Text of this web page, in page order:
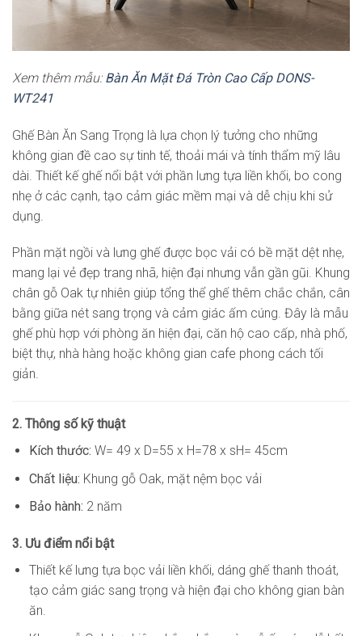
Xem thêm mẫu: Bàn Ăn Mặt Đá Tròn Cao Cấp DONS-
WT241
Ghế Bàn Ăn Sang Trọng là lựa chọn lý tưởng cho những
không gian đề cao sự tinh tế, thoải mái và tính thẩm mỹ lâu
dài. Thiết kế ghế nổi bật với phần lưng tựa liền khối, bo cong
nhẹ ở các cạnh, tạo cảm giác mềm mại và dễ chịu khi sử
dụng.
Phần mặt ngồi và lưng ghế được bọc vải có bề mặt dệt nhẹ,
mang lại vẻ đẹp trang nhã, hiện đại nhưng vẫn gần gũi. Khung
chân gỗ Oak tự nhiên giúp tổng thể ghế thêm chắc chắn, cân
bằng giữa nét sang trọng và cảm giác ấm cúng. Đây là mẫu
ghế phù hợp với phòng ăn hiện đại, căn hộ cao cấp, nhà phố,
biệt thự, nhà hàng hoặc không gian cafe phong cách tối
giản.
2. Thông số kỹ thuật
Kích thước: W= 49 x D=55 x H=78 x sH= 45cm
Chất liệu: Khung gỗ Oak, mặt nệm bọc vải
Bảo hành: 2 năm
3. Ưu điểm nổi bật
Thiết kế lưng tựa bọc vải liền khối, dáng ghế thanh thoát,
tạo cảm giác sang trọng và hiện đại cho không gian bàn
ăn.